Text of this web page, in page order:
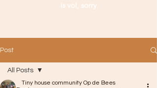
is vol, sorry
Post
All Posts
Tiny house community Op de Bees